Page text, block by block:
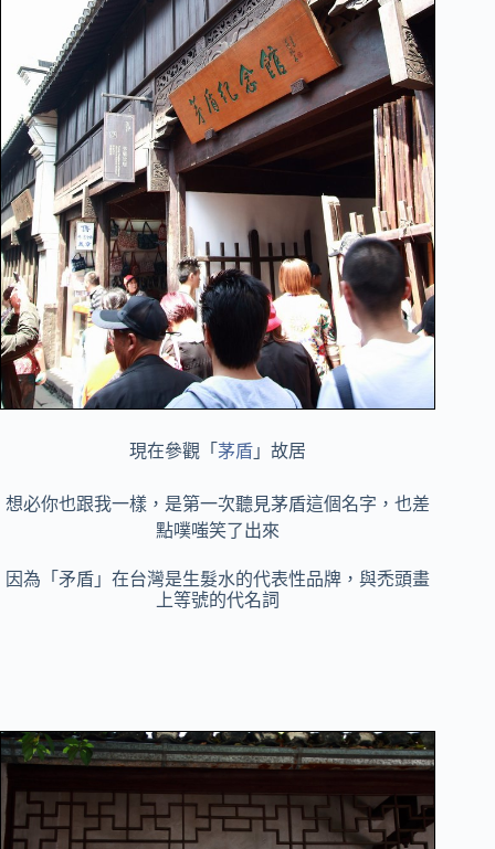
現在參觀「 茅盾 」故居
想必你也跟我一樣，是第一次聽見茅盾這個名字，也差
點噗嗤笑了出來
因為「矛盾」在台灣是生髮水的代表性品牌，與禿頭畫
上等號的代名詞